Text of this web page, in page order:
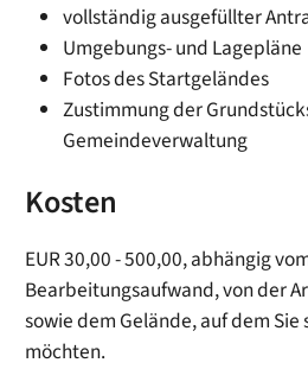
vollständig ausgefüllter
Umgebungs- und Lagepläne
Fotos des Startgeländes
Zustimmung der
Gemeindeverwaltung
Kosten
EUR 30,00 - 500,00, abhängig
Bearbeitungsaufwand, von der
sowie dem Gelände, auf dem
möchten.